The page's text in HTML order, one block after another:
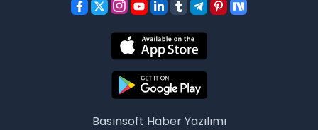
Basınsoft Haber Yazılımı